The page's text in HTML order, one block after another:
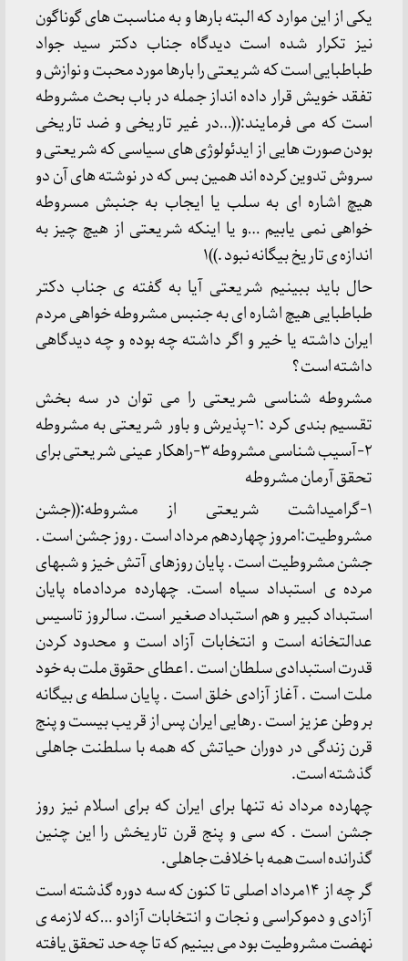
یکی از این موارد که البته بارها و به مناسبت های گوناگون
نیز تکرار شده است دیدگاه جناب دکتر سید جواد
طباطبایی است که شریعتی را بارها مورد محبت و نوازش و
تفقد خویش قرار داده انداز جمله در باب بحث مشروطه
است که می فرمایند:((…در غیر تاریخی و ضد تاریخی
بودن صورت هایی از ایدئولوژی های سیاسی که شریعتی و
سروش تدوین کرده اند همین بس که در نوشته های آن دو
هیچ اشاره ای به سلب یا ایجاب به جنبش مسروطه
خواهی نمی یابیم …و یا اینکه شریعتی از هیچ چیز به
اندازه ی تاریخ بیگانه نبود .))۱
حال باید ببینیم شریعتی آیا به گفته ی جناب دکتر
طباطبایی هیچ اشاره ای به جنبس مشروطه خواهی مردم
ایران داشته یا خیر و اگر داشته چه بوده و چه دیدگاهی
داشته است ؟
مشروطه شناسی شریعتی را می توان در سه بخش
تقسیم بندی کرد :۱-پذیرش و باور شریعتی به مشروطه
۲-آسیب شناسی مشروطه ۳-راهکار عینی شریعتی برای
تحقق آرمان مشروطه
۱-گرامیداشت شریعتی از مشروطه:((جشن
مشروطیت:امروز چهاردهم مرداد است . روز جشن است .
جشن مشروطیت است . پایان روزهای آتش خیز و شبهای
مرده ی استبداد سیاه است. چهارده مردادماه پایان
استبداد کبیر و هم استبداد صغیر است. سالروز تاسیس
عدالتخانه است و انتخابات آزاد است و محدود کردن
قدرت استبدادی سلطان است . اعطای حقوق ملت به خود
ملت است . آغاز آزادی خلق است . پایان سلطه ی بیگانه
بر وطن عزیز است . رهایی ایران پس از قریب بیست و پنج
قرن زندگی در دوران حیاتش که همه با سلطنت جاهلی
گذشته است.
چهارده مرداد نه تنها برای ایران که برای اسلام نیز روز
جشن است . که سی و پنج قرن تاریخش را این چنین
گذرانده است همه با خلافت جاهلی.
گر چه از ۱۴مرداد اصلی تا کنون که سه دوره گذشته است
آزادی و دموکراسی و نجات و انتخابات آزادو …که لازمه ی
نهضت مشروطیت بود می بینیم که تا چه حد تحقق یافته